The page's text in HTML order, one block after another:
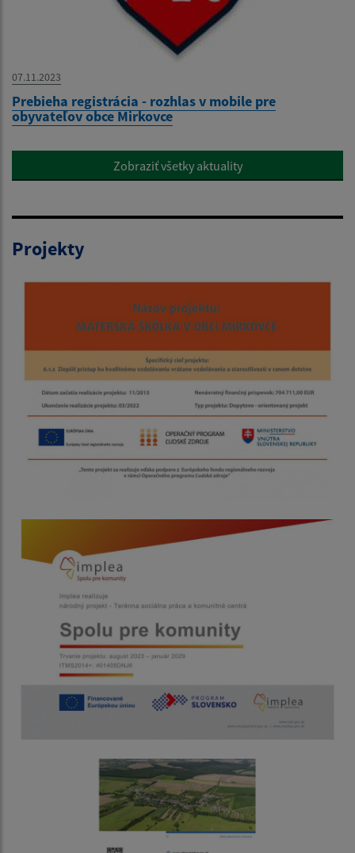
07.11.2023
Prebieha registrácia - rozhlas v mobile pre
obyvateľov obce Mirkovce
Zobraziť všetky aktuality
Projekty